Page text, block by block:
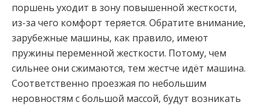
поршень уходит в зону повышенной жесткости,
из-за чего комфорт теряется. Обратите внимание,
зарубежные машины, как правило, имеют
пружины переменной жесткости. Потому, чем
сильнее они сжимаются, тем жестче идёт машина.
Соответственно проезжая по небольшим
неровностям с большой массой, будут возникать